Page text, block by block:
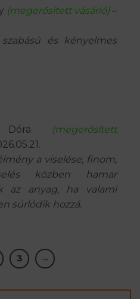
(megerősített vásárló) –
és kényelmes
Dóra
(megerősített
a viselése, finom,
közben hamar
az anyag, ha valami
súrlódik hozzá.
3 →